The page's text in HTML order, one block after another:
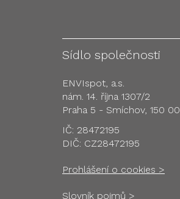
Sídlo společnosti
ENVIspot, a.s.
nám. 14. října 1307/2
Praha 5 - Smíchov, 150 00
IČ: 28472195
DIČ: CZ28472195
Prohlášení o cookies >
Slovník pojmů >